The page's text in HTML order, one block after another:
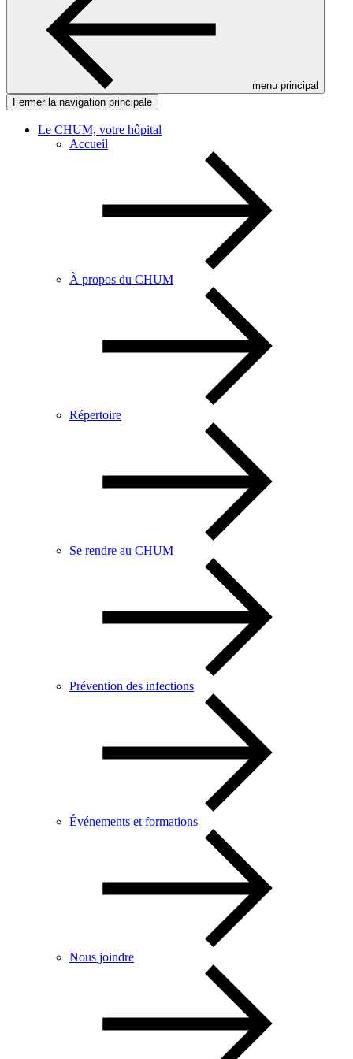
menu principal
Fermer la navigation principale
Le CHUM, votre hôpital
Accueil
À propos du CHUM
Répertoire
Se rendre au CHUM
Prévention des infections
Événements et formations
Nous joindre